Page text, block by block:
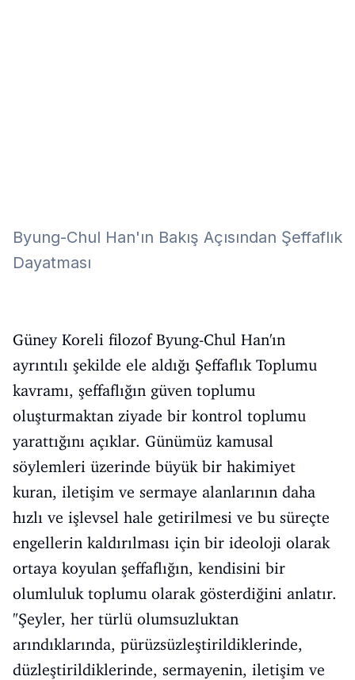
Byung-Chul Han'ın Bakış Açısından Şeffaflık
Dayatması
Güney Koreli filozof Byung-Chul Han'ın
ayrıntılı şekilde ele aldığı Şeffaflık Toplumu
kavramı, şeffaflığın güven toplumu
oluşturmaktan ziyade bir kontrol toplumu
yarattığını açıklar. Günümüz kamusal
söylemleri üzerinde büyük bir hakimiyet
kuran, iletişim ve sermaye alanlarının daha
hızlı ve işlevsel hale getirilmesi ve bu süreçte
engellerin kaldırılması için bir ideoloji olarak
ortaya koyulan şeffaflığın, kendisini bir
olumluluk toplumu olarak gösterdiğini anlatır.
"Şeyler, her türlü olumsuzluktan
arındıklarında, pürüzsüzleştirildiklerinde,
düzleştirildiklerinde, sermayenin, iletişim ve